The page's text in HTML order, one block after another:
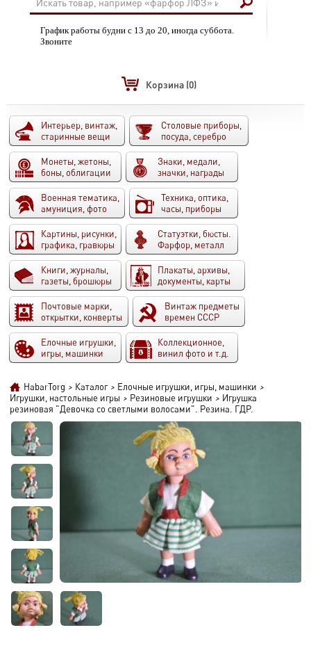
График работы будни с 13 до 20, иногда суббота.
Звоните
Корзина (0)
Интерьер, винтаж,
старинные вещи
Столовые приборы,
посуда, серебро
Монеты, жетоны,
боны, облигации
Знаки, медали,
значки, награды
Военная тематика,
амуниция, фото
Техника, оптика,
часы, приборы
Картины, рисунки,
графика, гравюры
Статуэтки, бюсты.
Фарфор, металл
Книги, журналы,
газеты, брошюры
Плакаты, архивы,
документы, карты
Почтовые марки,
открытки, конверты
Винтаж предметы
времен СССР
Елочные игрушки,
игры, машинки
Коллекционное,
винил фото и т.д.
HabarTorg > Каталог > Елочные игрушки, игры, машинки >
Игрушки, настольные игры > Резиновые игрушки > Игрушка
резиновая "Девочка со светлыми волосами". Резина. ГДР.